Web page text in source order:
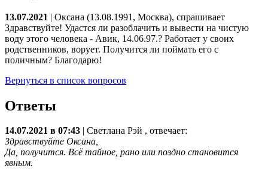
13.07.2021 | Оксана (13.08.1991, Москва), спрашивает
Здравствуйте! Удастся ли разоблачить и вывести на чистую
воду этого человека - Авик, 14.06.97.? Работает у своих
родственников, ворует. Получится ли поймать его с
поличным? Благодарю!
Вернуться в список вопросов
Ответы
14.07.2021 в 07:43 Светлана Рэй , отвечает:
Здравствуйте Оксана,
Да, получится. Всё тайное, рано или поздно становится
явным.